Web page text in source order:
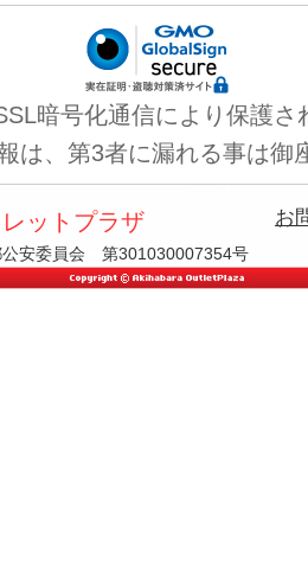
暗号化通信により保護さ
は、第3者に漏れる事は御
ットプラザ
安委員会 第301030007354号
お